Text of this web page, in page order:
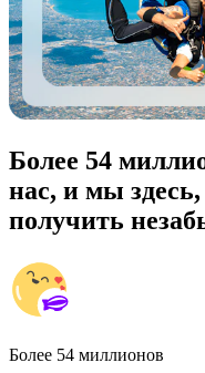
Более 54
нас, и мы
получить
Более 54 миллионов